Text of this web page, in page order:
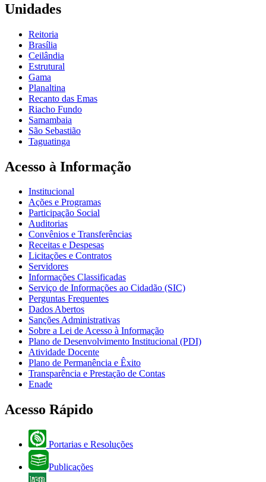
Unidades
Reitoria
Brasília
Ceilândia
Estrutural
Gama
Planaltina
Recanto das Emas
Riacho Fundo
Samambaia
São Sebastião
Taguatinga
Acesso à Informação
Institucional
Ações e Programas
Participação Social
Auditorias
Convênios e Transferências
Receitas e Despesas
Licitações e Contratos
Servidores
Informações Classificadas
Serviço de Informações ao Cidadão (SIC)
Perguntas Frequentes
Dados Abertos
Sanções Administrativas
Sobre a Lei de Acesso à Informação
Plano de Desenvolvimento Institucional (PDI)
Atividade Docente
Plano de Permanência e Êxito
Transparência e Prestação de Contas
Enade
Acesso Rápido
Portarias e Resoluções
Publicações